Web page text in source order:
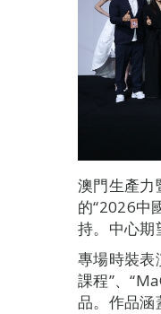
澳門生產力
的“2026中
持。中心期
專場時裝表
課程”、
品。作品涵